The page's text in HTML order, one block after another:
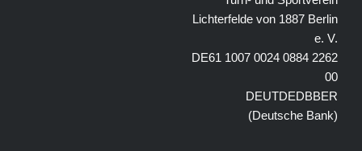
Lichterfelde von 1887 Berlin
e. V.
DE61 1007 0024 0884 2262
00
DEUTDEDBBER
(Deutsche Bank)